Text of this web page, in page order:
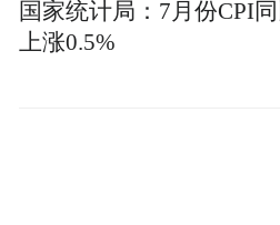
国家统计局：7月份CPI
上涨0.5%